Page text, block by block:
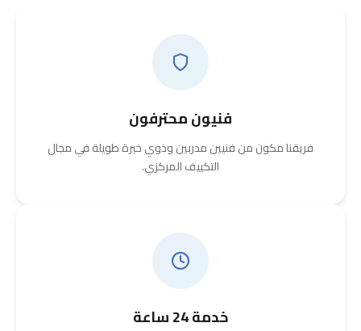
فنيون محترفون
فريقنا مكون من فنيين مدربين وذوي خبرة طويلة في مجال
التكييف المركزي.
خدمة 24 ساعة